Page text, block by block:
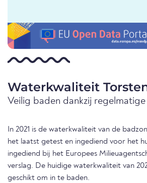
Waterkwaliteit
Veilig baden dankzij
In 2021 is de waterkwaliteit van de
het laatst getest en ingediend voor het
ingediend bij het Europees
verslag. De huidige waterkwaliteit van
geschikt om in te baden.